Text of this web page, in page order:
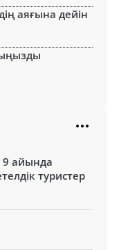
аяғына дейін
айында
туристер